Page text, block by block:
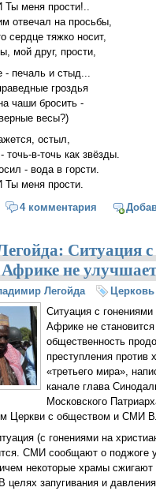
Ты меня прости!..
отвечал на просьбы,
сердце тяжко носит,
мой друг, прости,
- печаль и стыд...
гроздья
чаши бросить -
весы?)
остыл,
точь-в-точь как звёзды.
- вода в горсти.
Ты меня прости.
в неделю об Адамовом
4 комментария
Ситуация
не
Легойда Церковь
Ситуация с гонениями
Африке не
общественность
преступления против
«третьего мира»,
канале глава
Московского
Церкви с обществом и СМИ
(с гонениями на
СМИ сообщают о поджоге
некоторые храмы сжигают
целях запугивания и